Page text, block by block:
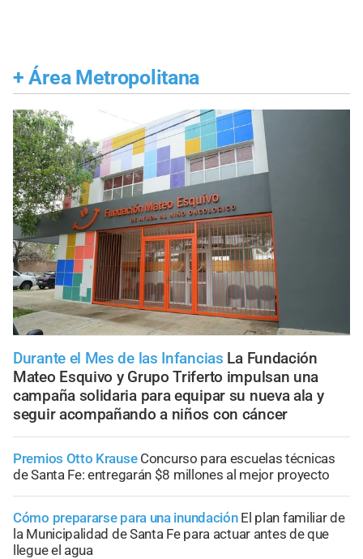
+ Área Metropolitana
Durante el Mes de las Infancias La Fundación
Mateo Esquivo y Grupo Triferto impulsan una
campaña solidaria para equipar su nueva ala y
seguir acompañando a niños con cáncer
Premios Otto Krause Concurso para escuelas técnicas
de Santa Fe: entregarán $8 millones al mejor proyecto
Cómo prepararse para una inundación El plan familiar de
la Municipalidad de Santa Fe para actuar antes de que
llegue el agua